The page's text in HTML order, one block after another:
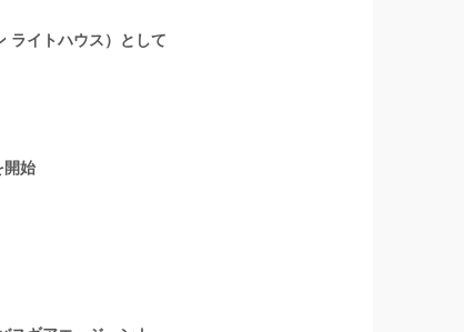
ライトハウス）として
開始